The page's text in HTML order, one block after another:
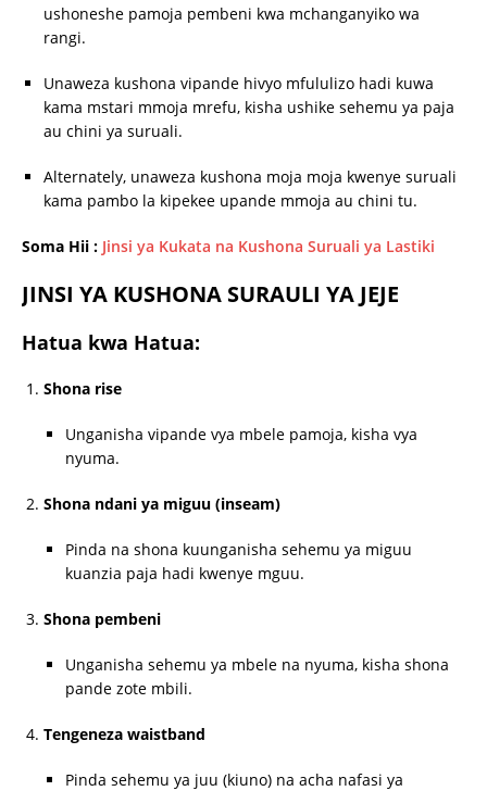
ushoneshe pamoja pembeni kwa mchanganyiko wa
rangi.
Unaweza kushona vipande hivyo mfululizo hadi kuwa
kama mstari mmoja mrefu, kisha ushike sehemu ya paja
au chini ya suruali.
Alternately, unaweza kushona moja moja kwenye suruali
kama pambo la kipekee upande mmoja au chini tu.
Soma Hii : Jinsi ya Kukata na Kushona Suruali ya Lastiki
JINSI YA KUSHONA SURAULI YA JEJE
Hatua kwa Hatua:
Shona rise
Unganisha vipande vya mbele pamoja, kisha vya
nyuma.
Shona ndani ya miguu (inseam)
Pinda na shona kuunganisha sehemu ya miguu
kuanzia paja hadi kwenye mguu.
Shona pembeni
Unganisha sehemu ya mbele na nyuma, kisha shona
pande zote mbili.
Tengeneza waistband
Pinda sehemu ya juu (kiuno) na acha nafasi ya